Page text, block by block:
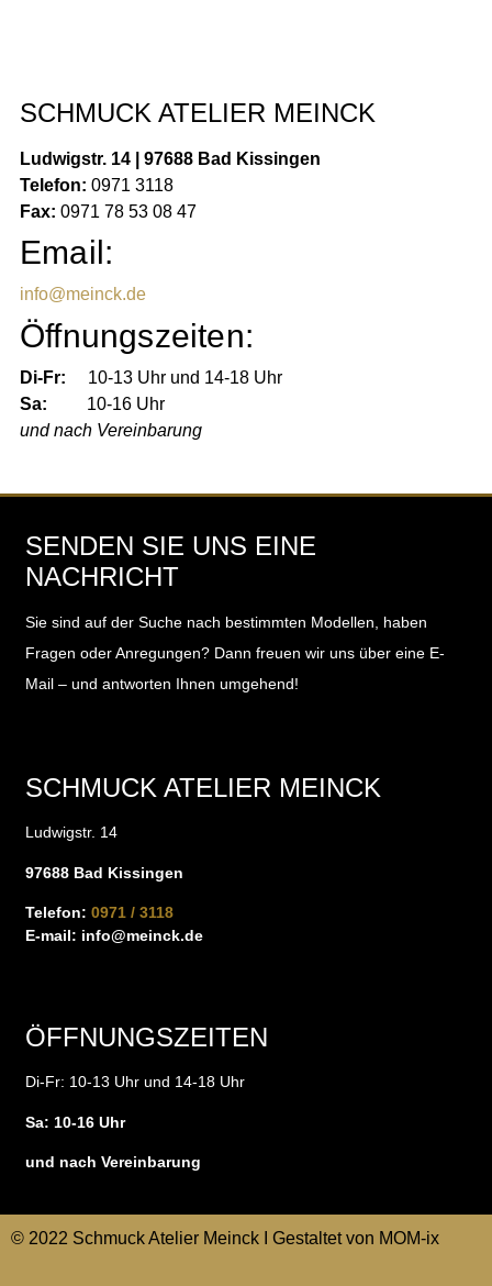
SCHMUCK ATELIER MEINCK
Ludwigstr. 14 | 97688 Bad Kissingen
Telefon: 0971 3118
Fax: 0971 78 53 08 47
Email:
info@meinck.de
Öffnungszeiten:
Di-Fr:
10-13 Uhr und 14-18 Uhr
Sa: 10-16 Uhr
und nach Vereinbarung
SENDEN SIE UNS EINE
NACHRICHT
Sie sind auf der Suche nach bestimmten Modellen, haben
Fragen oder Anregungen? Dann freuen wir uns über eine E-
Mail – und antworten Ihnen umgehend!
SCHMUCK ATELIER MEINCK
Ludwigstr. 14
97688 Bad Kissingen
Telefon: 0971 / 3118
E-mail: info@meinck.de
ÖFFNUNGSZEITEN
Di-Fr: 10-13 Uhr und 14-18 Uhr
Sa: 10-16 Uhr
und nach Vereinbarung
© 2022 Schmuck Atelier Meinck I Gestaltet von MOM-ix